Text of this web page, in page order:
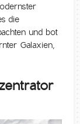
die
und bot
Galaxien,